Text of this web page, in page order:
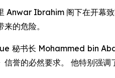
Anwar Ibrahim 阁下在开幕
的危险。
秘书长 Mohammed bin
信誉的必然要求。 他特别强